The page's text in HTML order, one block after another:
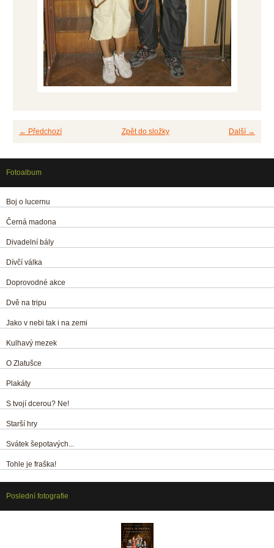
← Předchozí Další →
Zpět do složky
Fotoalbum
Boj o lucernu
Černá madona
Divadelní bály
Dívčí válka
Doprovodné akce
Dvě na tripu
Jako v nebi tak i na zemi
Kulhavý mezek
O Zlatušce
Plakáty
S tvojí dcerou? Ne!
Starší hry
Svátek šepotavých...
Tohle je fraška!
Poslední fotografie